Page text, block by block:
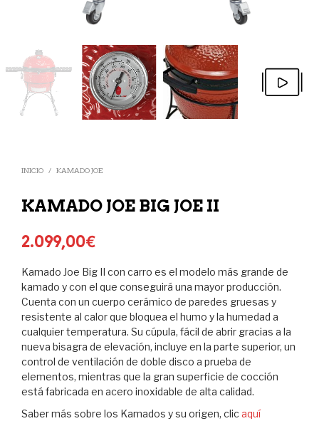
INICIO / KAMADO JOE
KAMADO JOE BIG JOE II
2.099,00€
Kamado Joe Big II con carro es el modelo más grande de
kamado y con el que conseguirá una mayor producción.
Cuenta con un cuerpo cerámico de paredes gruesas y
resistente al calor que bloquea el humo y la humedad a
cualquier temperatura. Su cúpula, fácil de abrir gracias a la
nueva bisagra de elevación, incluye en la parte superior, un
control de ventilación de doble disco a prueba de
elementos, mientras que la gran superficie de cocción
está fabricada en acero inoxidable de alta calidad.
Saber más sobre los Kamados y su origen, clic aquí